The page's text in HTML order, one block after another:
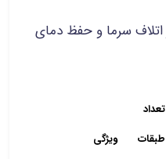
اتلاف سرما و حفظ دمای
تعداد
طبقات
ویژگی